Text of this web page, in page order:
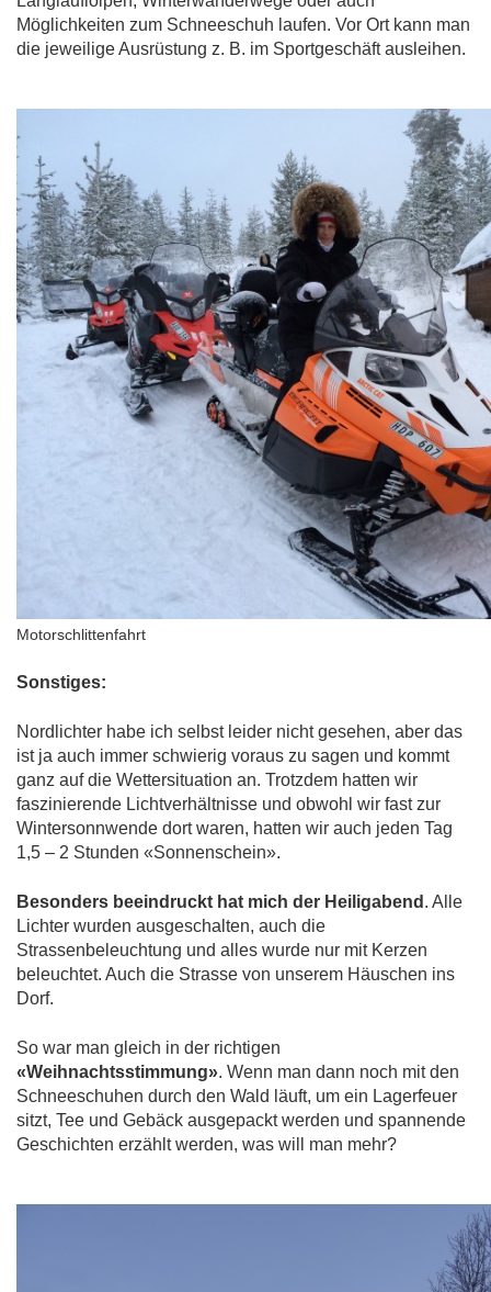
Möglichkeiten zum Schneeschuh laufen. Vor Ort kann man
die jeweilige Ausrüstung z. B. im Sportgeschäft ausleihen.
Motorschlittenfahrt
Sonstiges:
Nordlichter habe ich selbst leider nicht gesehen, aber das
ist ja auch immer schwierig voraus zu sagen und kommt
ganz auf die Wettersituation an. Trotzdem hatten wir
faszinierende Lichtverhältnisse und obwohl wir fast zur
Wintersonnwende dort waren, hatten wir auch jeden Tag
1,5 – 2 Stunden «Sonnenschein».
Besonders beeindruckt hat mich der Heiligabend . Alle
Lichter wurden ausgeschalten, auch die
Strassenbeleuchtung und alles wurde nur mit Kerzen
beleuchtet. Auch die Strasse von unserem Häuschen ins
Dorf.
So war man gleich in der richtigen
«Weihnachtsstimmung». Wenn man dann noch mit den
Schneeschuhen durch den Wald läuft, um ein Lagerfeuer
sitzt, Tee und Gebäck ausgepackt werden und spannende
Geschichten erzählt werden, was will man mehr?